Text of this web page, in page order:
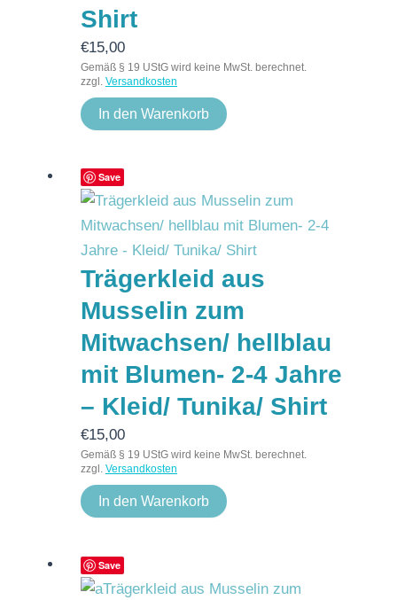
Shirt
€15,00
Gemäß § 19 UStG wird keine MwSt. berechnet.
zzgl. Versandkosten
In den Warenkorb
Save
Trägerkleid aus
Musselin zum
Mitwachsen/ hellblau
mit Blumen- 2-4 Jahre
– Kleid/ Tunika/ Shirt
€15,00
Gemäß § 19 UStG wird keine MwSt. berechnet.
zzgl. Versandkosten
In den Warenkorb
Save